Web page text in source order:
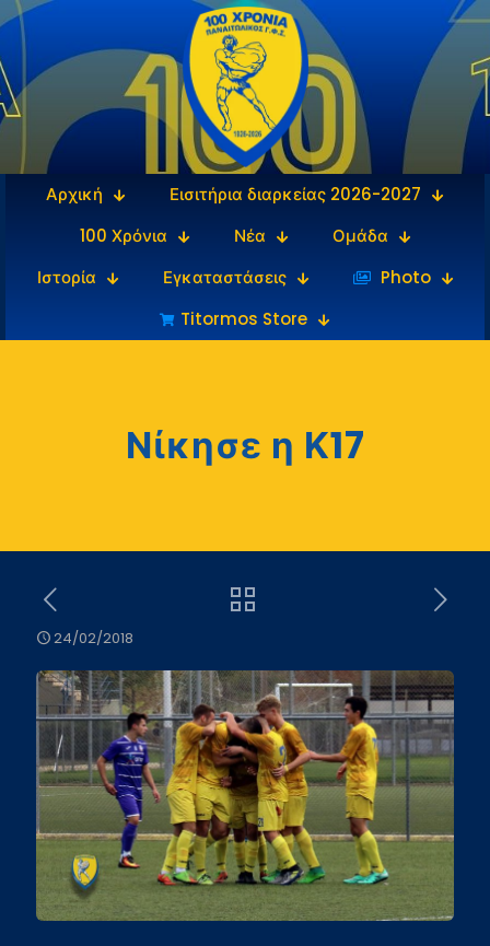
Αρχική
Εισιτήρια διαρκείας 2026-2027
100 Χρόνια
Νέα
Ομάδα
Ιστορία
Εγκαταστάσεις
‎‏‏‎ ‎Photo
Titormos Store
Νίκησε η Κ17
24/02/2018